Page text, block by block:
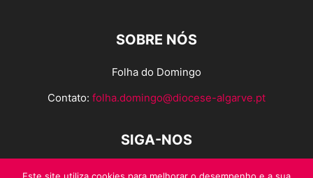
SOBRE NÓS
Folha do Domingo
Contato: folha.domingo@diocese-algarve.pt
SIGA-NOS